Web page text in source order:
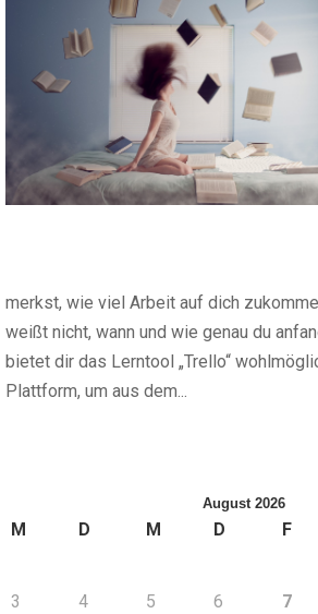
merkst, wie viel Arbeit auf dich
weißt nicht, wann und wie genau du
bietet dir das Lerntool „Trello“
Plattform, um aus dem...
August 2026
M D M D F
3
4 5 6 7